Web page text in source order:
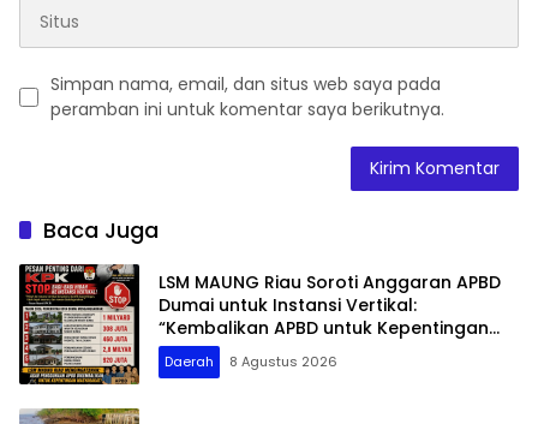
Simpan nama, email, dan situs web saya pada
peramban ini untuk komentar saya berikutnya.
Baca Juga
LSM MAUNG Riau Soroti Anggaran APBD
Dumai untuk Instansi Vertikal:
“Kembalikan APBD untuk Kepentingan
Masyarakat”
Daerah 8 Agustus 2026